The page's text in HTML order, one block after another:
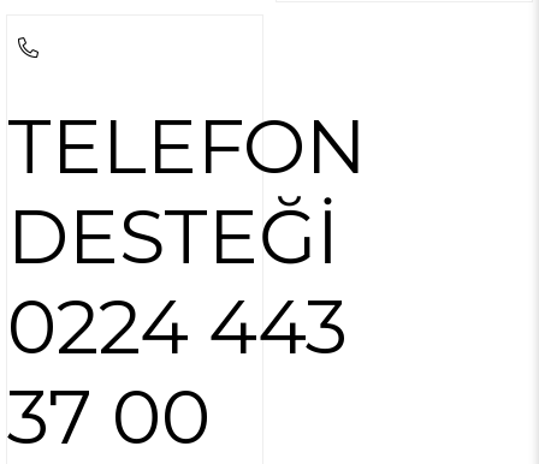
TELEFON
DESTEĞİ
0224 443
37 00